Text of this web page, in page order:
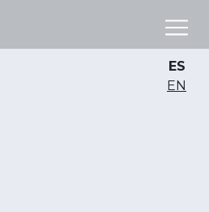
ES
EN